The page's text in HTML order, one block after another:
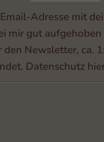
Adresse mit
mir gut
den Newsletter, ca.
. Datenschutz